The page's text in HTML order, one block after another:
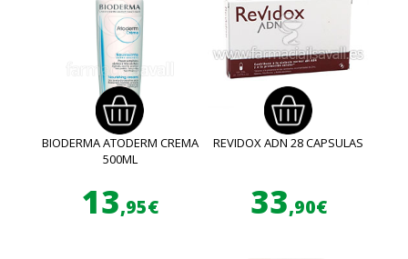
BIODERMA ATODERM CREMA
500ML
13,95€
REVIDOX ADN 28 CAPSULAS
33,90€